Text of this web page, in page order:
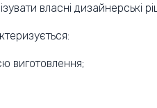
власні дизайнерські
виготовлення;